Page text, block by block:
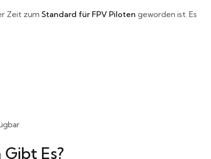
Zeit zum Standard für FPV Piloten geworden ist. Es
Es?